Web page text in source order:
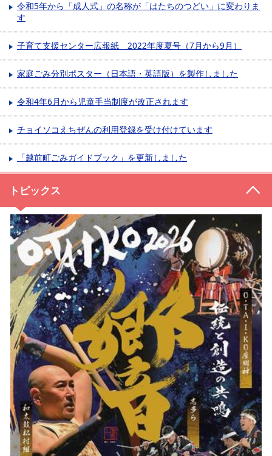
令和5年から「成人式」の名称が「はたちのつどい」に変わりま
す
子育て支援センター広報紙 2022年度夏号（7月から9月）
家庭ごみ分別ポスター（日本語・英語版）を製作しました
令和4年6月から児童手当制度が改正されます
チョイソコえちぜんの利用登録を受け付けています
「越前町ごみガイドブック」を更新しました
トピックス